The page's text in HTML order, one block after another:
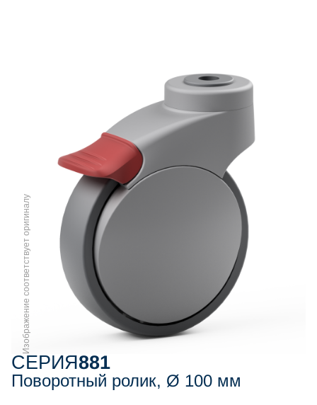
Изображение соответствует оригиналу
СЕРИЯ881
Поворотный ролик, Ø 100 мм